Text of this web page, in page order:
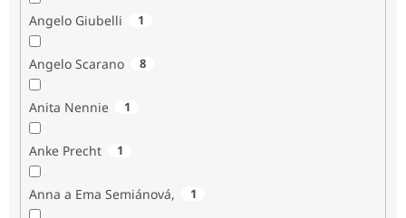
Angelo Giubelli 1
Angelo Scarano 8
Anita Nennie 1
Anke Precht 1
Anna a Ema Semiánová, 1